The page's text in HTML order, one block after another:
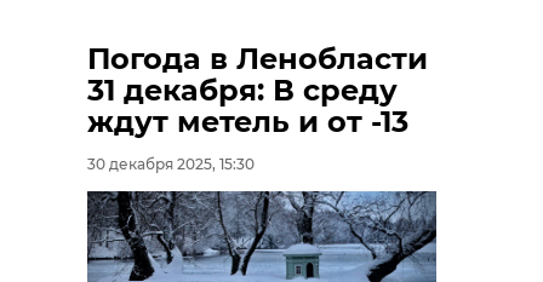
Погода в Ленобласти
31 декабря: В среду
ждут метель и от -13
30 декабря 2025, 15:30